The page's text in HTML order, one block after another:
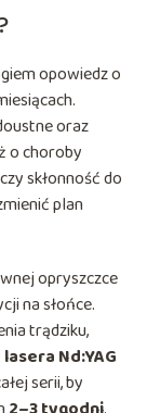
opowiedz o
oraz
o choroby
skłonność do
plan
opryszczce
na słońce.
trądziku,
lasera Nd:YAG
serii, by